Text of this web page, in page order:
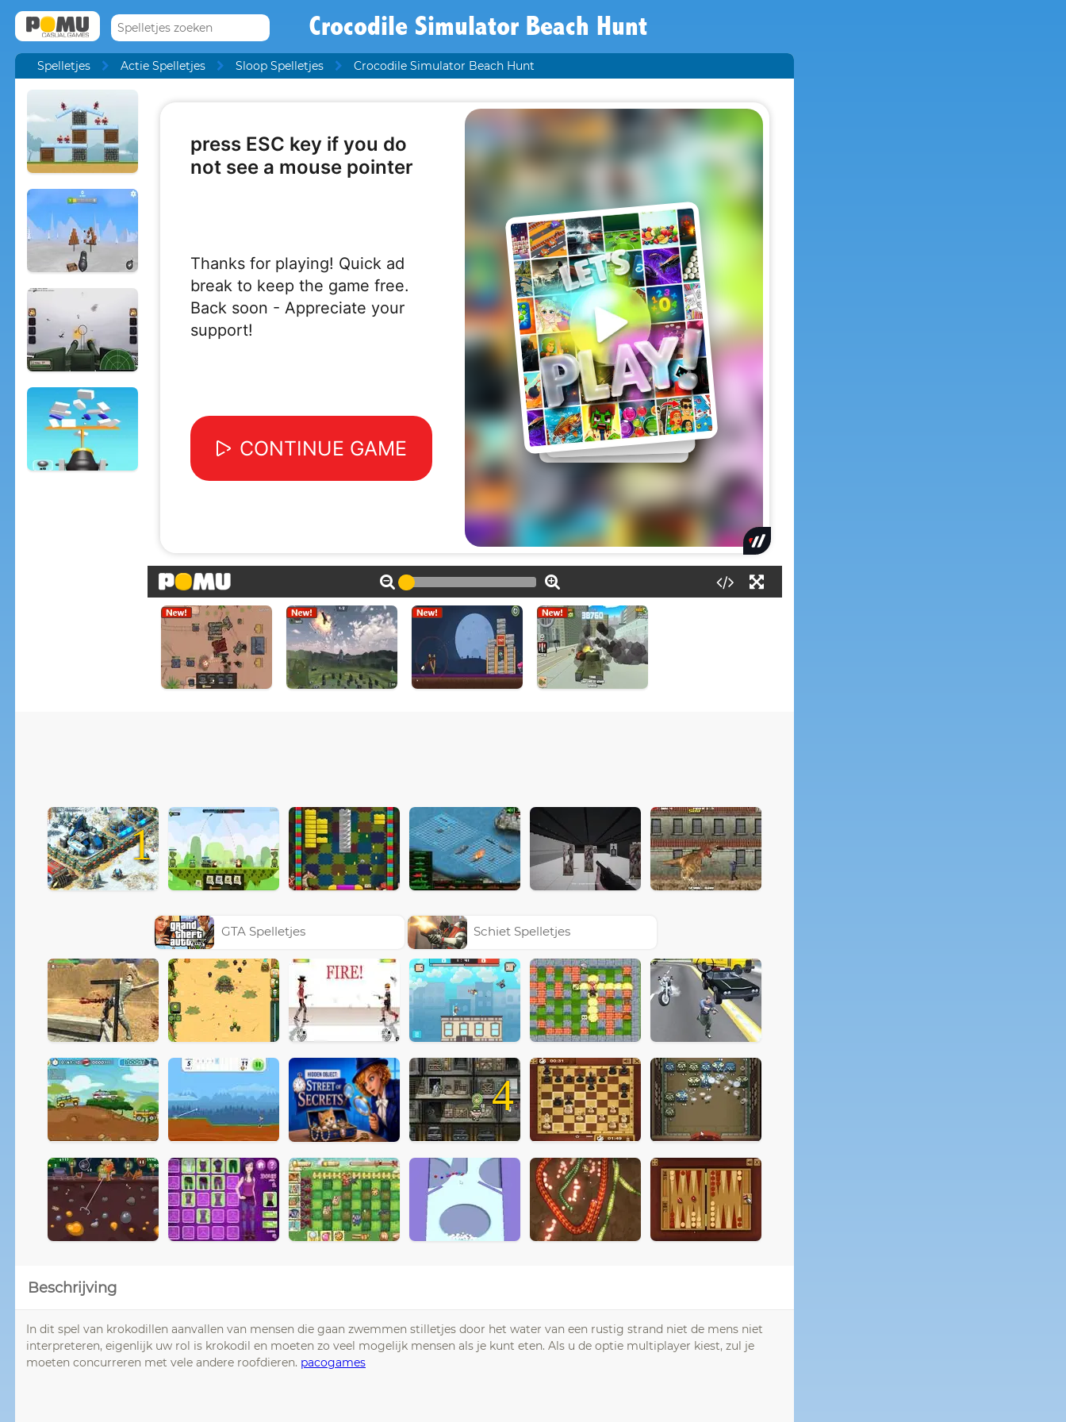
Crocodile Simulator Beach Hunt
Spelletjes Actie Spelletjes Sloop Spelletjes Crocodile Simulator Beach Hunt
1
GTA Spelletjes Schiet Spelletjes
4
Beschrijving
In dit spel van krokodillen aanvallen van mensen die gaan zwemmen stilletjes door het water van een rustig strand niet de mens niet
interpreteren, eigenlijk uw rol is krokodil en moeten zo veel mogelijk mensen als je kunt eten. Als u de optie multiplayer kiest, zul je
moeten concurreren met vele andere roofdieren. pacogames